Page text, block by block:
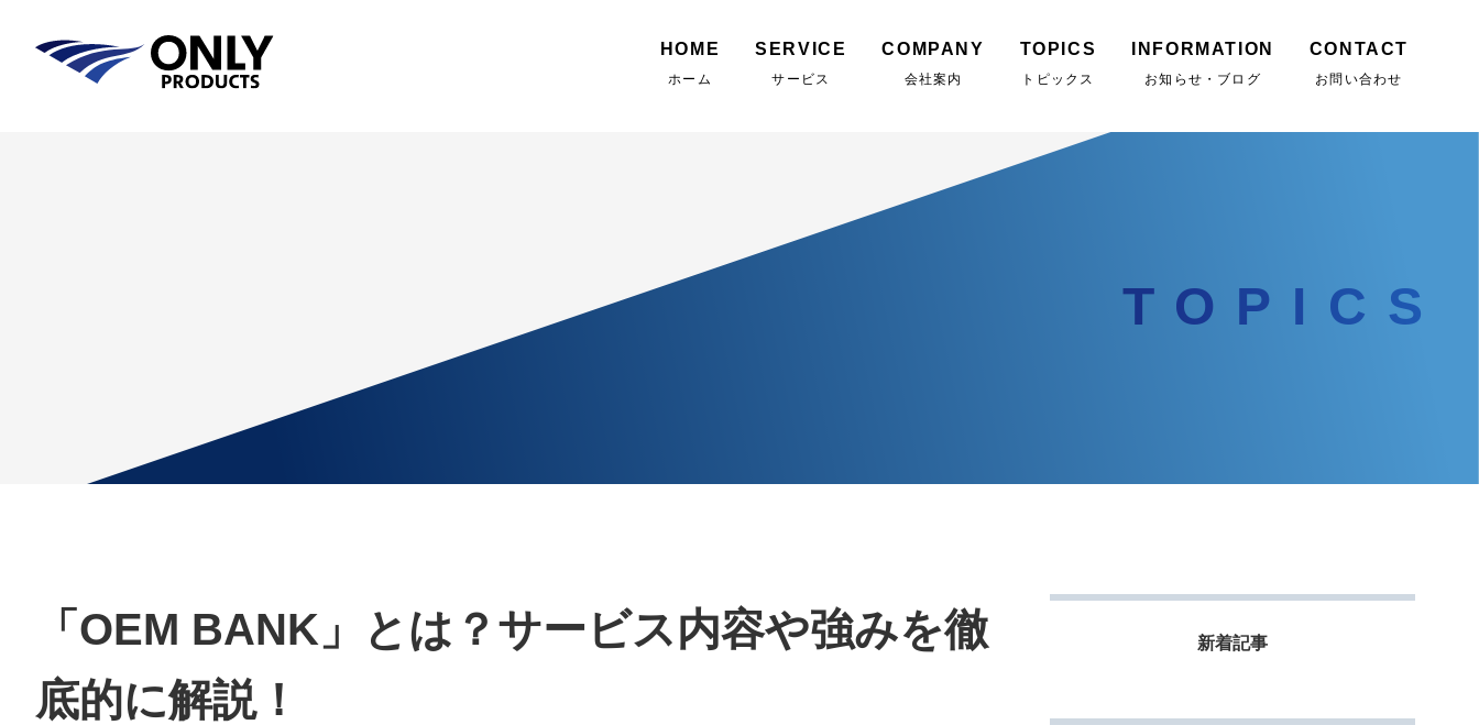
HOME
ホーム
SERVICE
サービス
COMPANY
会社案内
TOPICS
トピックス
INFORMATION
お知らせ・ブログ
CONTACT
お問い合わせ
TOPICS
「OEM BANK」とは？サービス内容や強みを徹
底的に解説！
新着記事